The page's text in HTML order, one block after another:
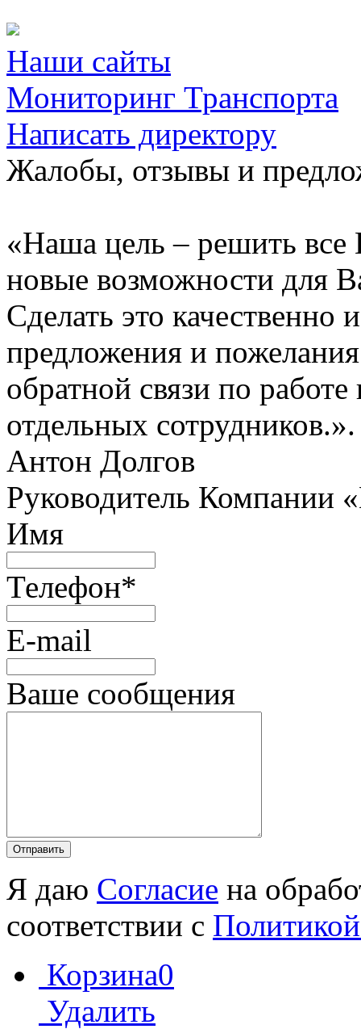
Наши сайты
Мониторинг Транспорта
Написать директору
Жалобы, отзывы и
«Наша цель – решить все
новые возможности для
Сделать это
предложения и
обратной связи по
отдельных сотрудников.».
Антон Долгов
Руководитель Компании
Имя
Телефон*
E-mail
Ваше сообщения
Я даю Согласие на
соответствии с
Корзина0
Удалить